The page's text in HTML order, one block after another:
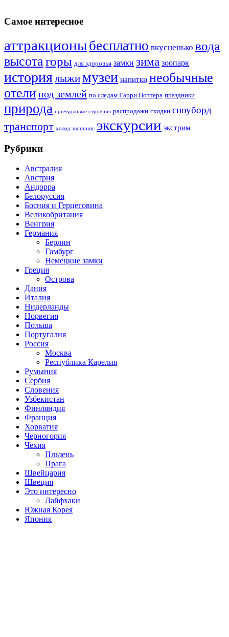
Самое интересное
аттракционыбесплатно вкусненько вода
высота горы для здоровья замки зима зоопарк
историялыжимузеи напитки необычные
отелипод землей по следам Гарри Поттера праздники
природа причудливые строения распродажи скидки сноуборд
транспорт холод шоппинг экскурсии экстрим
Рубрики
Австралия
Австрия
Андорра
Белоруссия
Босния и Герцеговина
Великобритания
Венгрия
Германия
Берлин
Гамбург
Немецкие замки
Греция
Острова
Дания
Италия
Нидерланды
Норвегия
Польша
Португалия
Россия
Москва
Республика Карелия
Румыния
Сербия
Словения
Узбекистан
Финляндия
Франция
Хорватия
Черногория
Чехия
Пльзень
Прага
Швейцария
Швеция
Это интересно
Лайфхаки
Южная Корея
Япония